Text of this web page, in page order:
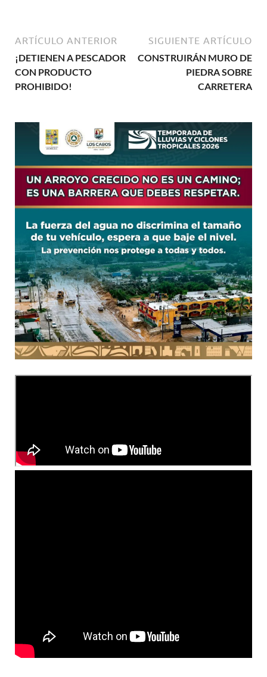
ARTÍCULO ANTERIOR
¡DETIENEN A PESCADOR
CON PRODUCTO
PROHIBIDO!
SIGUIENTE ARTÍCULO
CONSTRUIRÁN MURO DE
PIEDRA SOBRE
CARRETERA